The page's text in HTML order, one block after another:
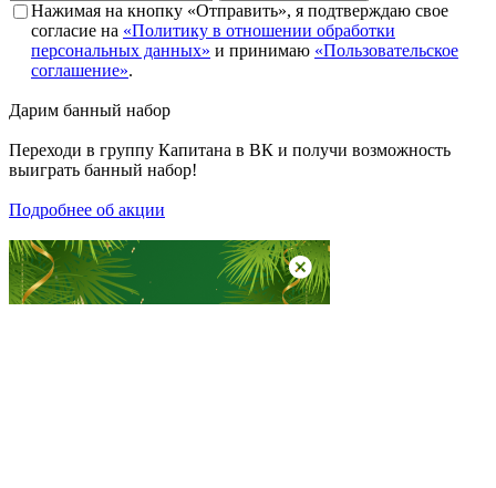
Нажимая на кнопку «Отправить», я подтверждаю свое
согласие на «Политику в отношении обработки
персональных данных» и принимаю «Пользовательское
соглашение».
Дарим банный набор
Переходи в группу Капитана в ВК и получи возможность
выиграть банный набор!
Подробнее об акции